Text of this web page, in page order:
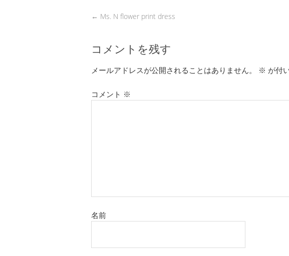
← Ms. N flower print dress
コメントを残す
メールアドレスが公開されることはありません。 ※ が付
コメント ※
名前